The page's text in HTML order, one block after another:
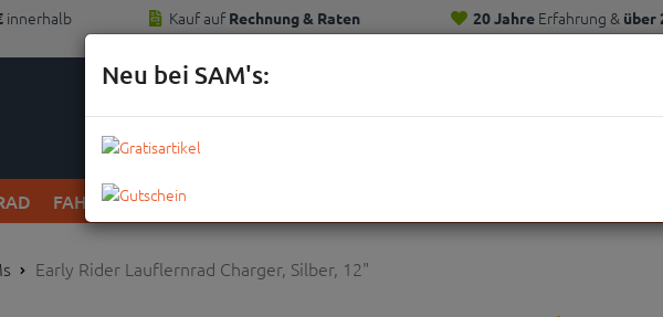
innerhalb
Kauf auf Rechnung & Raten 20 JahreErfahrung & über
Kunden
FAHRRAD KOMPLETTRÄDER
Early Rider Lauflernrad Charger, Silber, 12"
Neu bei SAM's: